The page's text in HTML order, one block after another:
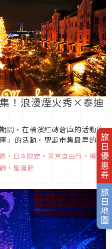
旅日優惠券
旅日地圖
！浪漫煙火秀×泰迪
間，在橫濱紅磚倉庫的活動廣
」的活動。聖誕市集最早的起
聖誕節的樂趣而展開的市集。
動會場橫濱紅磚倉庫，因為其
、 日本限定 、 東京自由行 、 橫
、 聖誕節